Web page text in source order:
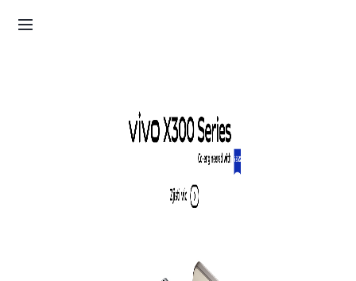
Přihlásit se / Zaregistrovat